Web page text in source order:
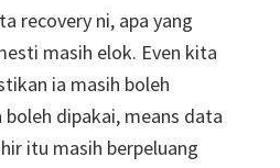
recovery ni, apa yang
masih elok. Even kita
ia masih boleh
dipakai, means data
itu masih berpeluang